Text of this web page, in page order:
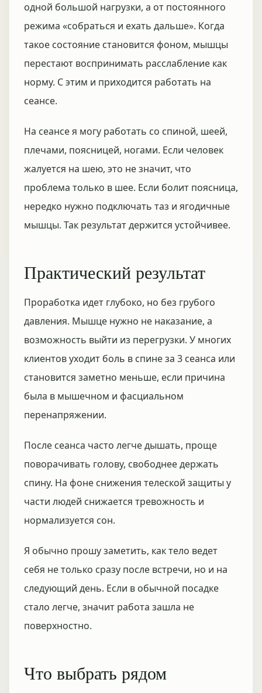
одной большой нагрузки, а от постоянного
режима «собраться и ехать дальше». Когда
такое состояние становится фоном, мышцы
перестают воспринимать расслабление как
норму. С этим и приходится работать на
сеансе.
На сеансе я могу работать со спиной, шеей,
плечами, поясницей, ногами. Если человек
жалуется на шею, это не значит, что
проблема только в шее. Если болит поясница,
нередко нужно подключать таз и ягодичные
мышцы. Так результат держится устойчивее.
Практический результат
Проработка идет глубоко, но без грубого
давления. Мышце нужно не наказание, а
возможность выйти из перегрузки. У многих
клиентов уходит боль в спине за 3 сеанса или
становится заметно меньше, если причина
была в мышечном и фасциальном
перенапряжении.
После сеанса часто легче дышать, проще
поворачивать голову, свободнее держать
спину. На фоне снижения телеской защиты у
части людей снижается тревожность и
нормализуется сон.
Я обычно прошу заметить, как тело ведет
себя не только сразу после встречи, но и на
следующий день. Если в обычной посадке
стало легче, значит работа зашла не
поверхностно.
Что выбрать рядом